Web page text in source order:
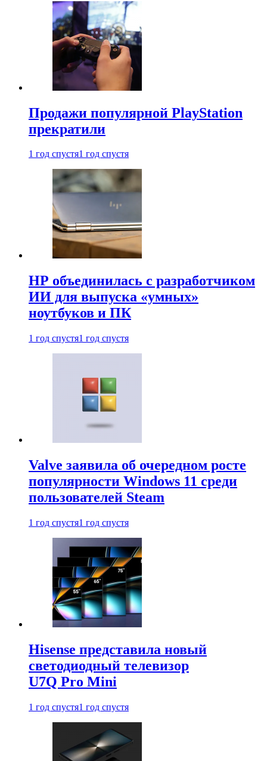
Продажи популярной PlayStation
прекратили
1 год спустя1 год спустя
HP объединилась с разработчиком
ИИ для выпуска «умных»
ноутбуков и ПК
1 год спустя1 год спустя
Valve заявила об очередном росте
популярности Windows 11 среди
пользователей Steam
1 год спустя1 год спустя
Hisense представила новый
светодиодный телевизор
U7Q Pro Mini
1 год спустя1 год спустя